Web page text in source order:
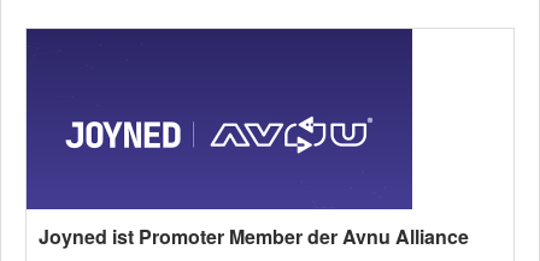
Joyned ist Promoter Member der Avnu Alliance